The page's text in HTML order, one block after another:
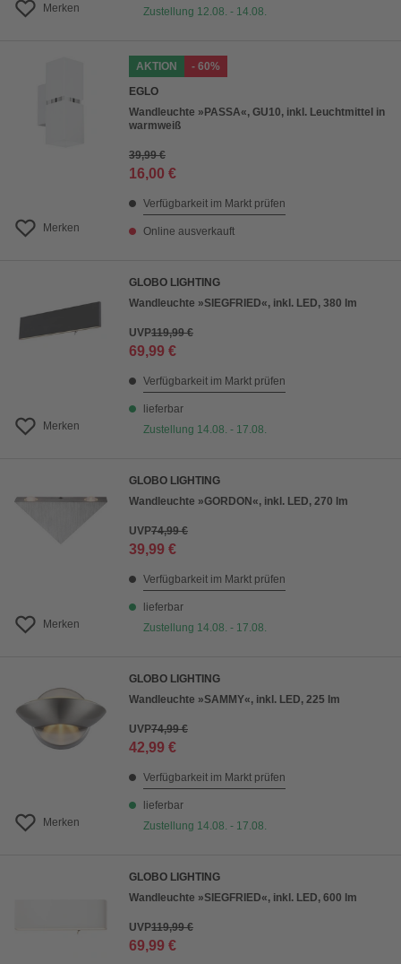
Merken
Zustellung 12.08. - 14.08.
Merken
AKTION
- 60%
EGLO
Wandleuchte »PASSA«, GU10, inkl. Leuchtmittel in
warmweiß
39,99 €
16,00 €
Verfügbarkeit im Markt prüfen
Online ausverkauft
Merken
GLOBO LIGHTING
Wandleuchte »SIEGFRIED«, inkl. LED, 380 lm
UVP119,99 €
69,99 €
Verfügbarkeit im Markt prüfen
lieferbar
Zustellung 14.08. - 17.08.
Merken
GLOBO LIGHTING
Wandleuchte »GORDON«, inkl. LED, 270 lm
UVP74,99 €
39,99 €
Verfügbarkeit im Markt prüfen
lieferbar
Zustellung 14.08. - 17.08.
Merken
GLOBO LIGHTING
Wandleuchte »SAMMY«, inkl. LED, 225 lm
UVP74,99 €
42,99 €
Verfügbarkeit im Markt prüfen
lieferbar
Zustellung 14.08. - 17.08.
GLOBO LIGHTING
Wandleuchte »SIEGFRIED«, inkl. LED, 600 lm
UVP119,99 €
69,99 €